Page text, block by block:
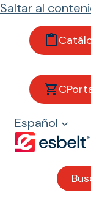
Saltar al
EspañolNombre*
Mail*
Motivo